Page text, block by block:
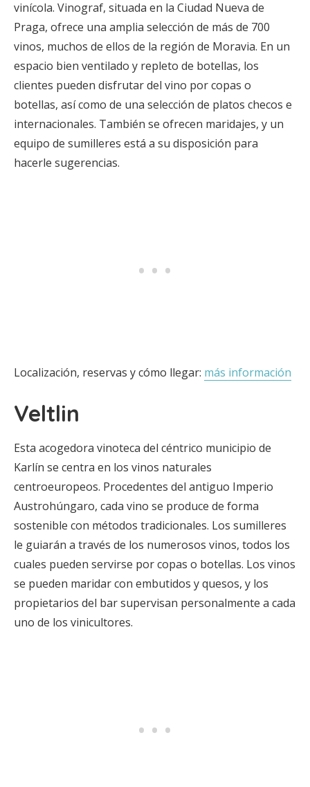
vinícola. Vinograf, situada en la Ciudad Nueva de
Praga, ofrece una amplia selección de más de 700
vinos, muchos de ellos de la región de Moravia. En un
espacio bien ventilado y repleto de botellas, los
clientes pueden disfrutar del vino por copas o
botellas, así como de una selección de platos checos e
internacionales. También se ofrecen maridajes, y un
equipo de sumilleres está a su disposición para
hacerle sugerencias.
Localización, reservas y cómo llegar: más información
Veltlin
Esta acogedora vinoteca del céntrico municipio de
Karlín se centra en los vinos naturales
centroeuropeos. Procedentes del antiguo Imperio
Austrohúngaro, cada vino se produce de forma
sostenible con métodos tradicionales. Los sumilleres
le guiarán a través de los numerosos vinos, todos los
cuales pueden servirse por copas o botellas. Los vinos
se pueden maridar con embutidos y quesos, y los
propietarios del bar supervisan personalmente a cada
uno de los vinicultores.